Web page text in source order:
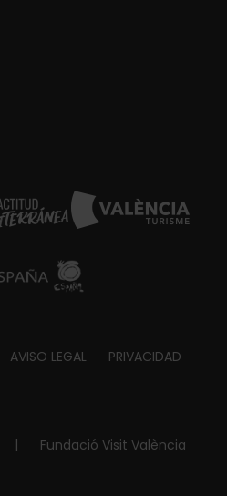
AVISO LEGAL PRIVACIDAD
| Fundació Visit València